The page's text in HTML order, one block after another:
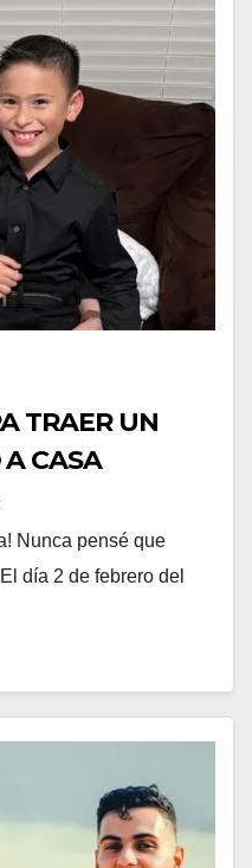
TRAER UN
A CASA
Nunca pensé que
día 2 de febrero del